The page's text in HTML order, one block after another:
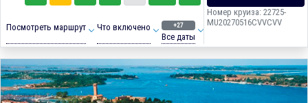
Посмотреть маршрут Что включено +27
Все даты
Номер круиза: 22725-
MU20270516CVVCVV